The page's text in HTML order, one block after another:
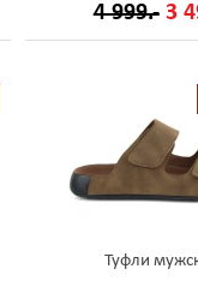
4 999.- 3
Туфли